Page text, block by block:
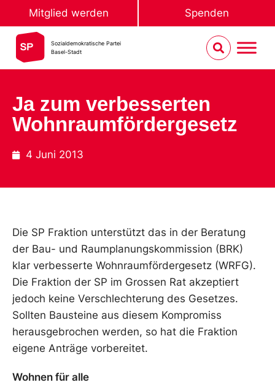
Mitglied werden Spenden
Sozialdemokratische Partei
Basel-Stadt
Ja zum verbesserten
Wohnraumfördergesetz
4 Juni 2013
Die SP Fraktion unterstützt das in der Beratung
der Bau- und Raumplanungskommission (BRK)
klar verbesserte Wohnraumfördergesetz (WRFG).
Die Fraktion der SP im Grossen Rat akzeptiert
jedoch keine Verschlechterung des Gesetzes.
Sollten Bausteine aus diesem Kompromiss
herausgebrochen werden, so hat die Fraktion
eigene Anträge vorbereitet.
Wohnen für alle